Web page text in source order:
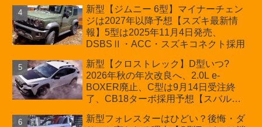
プが争点【スズキ最新情報】特別仕様
車「ZC33S Final Edition」終了
新型【ジムニー 6型】マイナーチェン
ジは2027年以降予想【スズキ最新情
報】5型は2025年11月4日発売、
DSBSⅡ・ACC・スズキコネクト採用
新型【クロストレック】D型いつ?
2026年秋の年次改良へ、2.0L e-
BOXER廃止、C型は9月14日受注終
了、CB18ターボ採用予想【スバル最
新型フォレスターはひどい？後悔・ダ